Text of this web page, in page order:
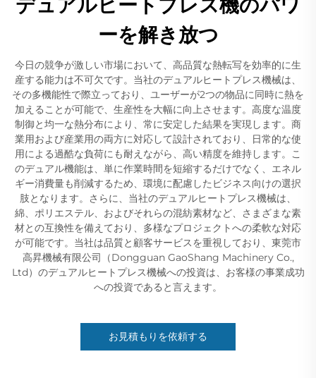
デュアルヒートプレス機のパワ
ーを解き放つ
今日の競争が激しい市場において、高品質な熱転写を効率的に生
産する能力は不可欠です。当社のデュアルヒートプレス機械は、
その多機能性で際立っており、ユーザーが2つの物品に同時に熱を
加えることが可能で、生産性を大幅に向上させます。高度な温度
制御と均一な熱分布により、常に安定した結果を実現します。商
業用および産業用の両方に対応して設計されており、日常的な使
用による過酷な負荷にも耐えながら、高い精度を維持します。こ
のデュアル機能は、単に作業時間を短縮するだけでなく、エネル
ギー消費量も削減するため、環境に配慮したビジネス向けの選択
肢となります。さらに、当社のデュアルヒートプレス機械は、
綿、ポリエステル、およびそれらの混紡素材など、さまざまな素
材との互換性を備えており、多様なプロジェクトへの柔軟な対応
が可能です。当社は品質と顧客サービスを重視しており、東莞市
高昇機械有限公司（Dongguan GaoShang Machinery Co.,
Ltd）のデュアルヒートプレス機械への投資は、お客様の事業成功
への投資であると言えます。
お見積もりを依頼する